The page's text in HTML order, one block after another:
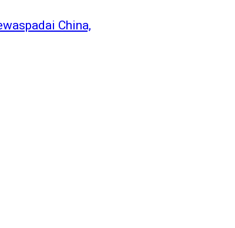
China,